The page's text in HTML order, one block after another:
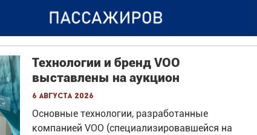
Технологии и бренд VOO
выставлены на аукцион
6 августа 2026
Основные технологии, разработанные
компанией VOO (специализировавшейся на